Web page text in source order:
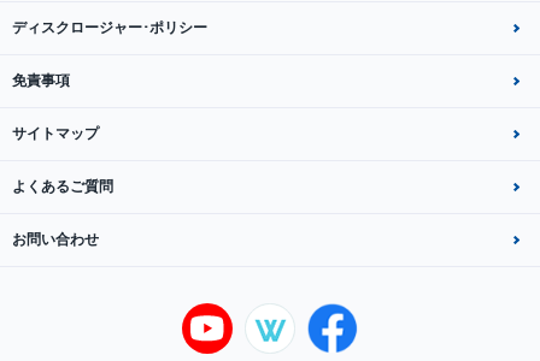
ディスクロージャー･ポリシー
免責事項
サイトマップ
よくあるご質問
お問い合わせ